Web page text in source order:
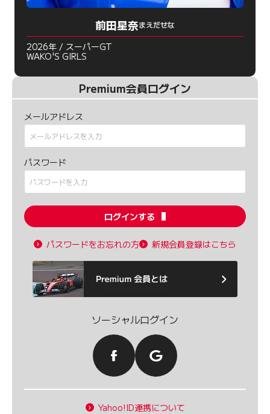
前田星奈まえだせな
2026年 / スーパーGT
WAKO'S GIRLS
Premium会員ログイン
メールアドレス
パスワード
ログインする
パスワードをお忘れの方 新規会員登録はこちら
ソーシャルログイン
Yahoo!ID連携について